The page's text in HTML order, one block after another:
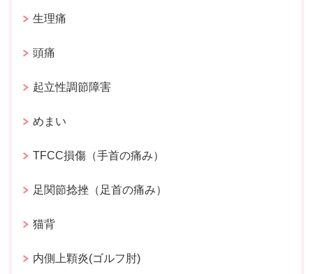
生理痛
頭痛
起立性調節障害
めまい
TFCC損傷（手首の痛み）
足関節捻挫（足首の痛み）
猫背
内側上顆炎(ゴルフ肘)